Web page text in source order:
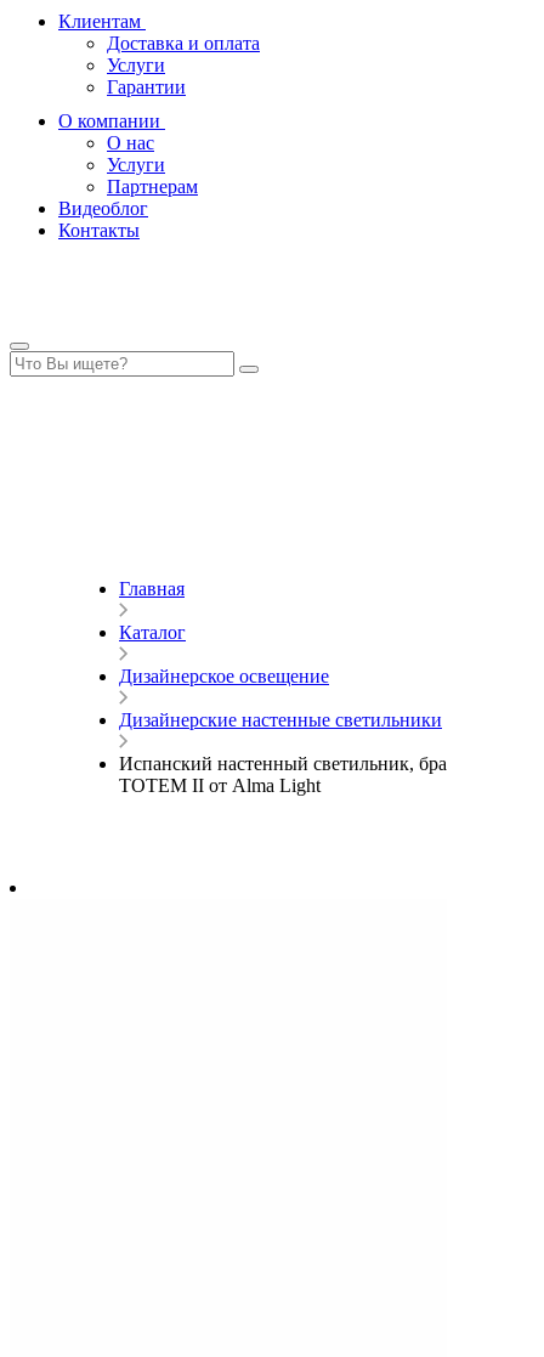
Клиентам
Доставка и оплата
Услуги
Гарантии
О компании
О нас
Услуги
Партнерам
Видеоблог
Контакты
Главная
Каталог
Дизайнерское освещение
Дизайнерские настенные светильники
Испанский настенный светильник, бра
TOTEM II от Alma Light